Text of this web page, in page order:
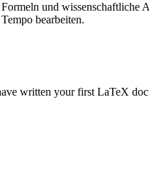
und wissenschaftliche
bearbeiten.
written your first LaTeX